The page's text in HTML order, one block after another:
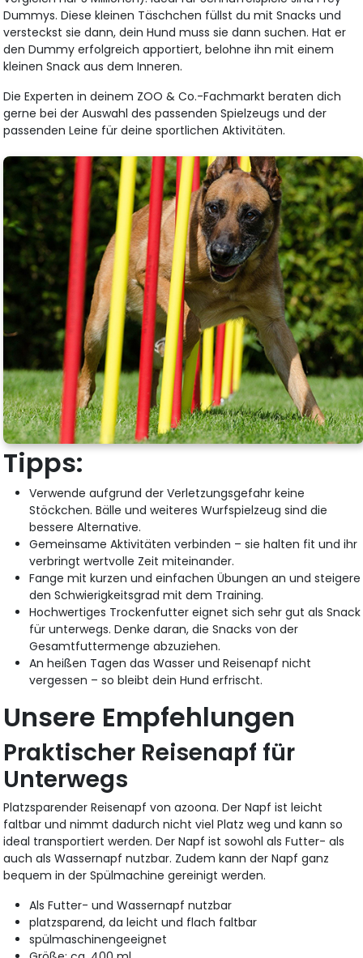
Dummys. Diese kleinen Täschchen füllst du mit Snacks und
versteckst sie dann, dein Hund muss sie dann suchen. Hat er
den Dummy erfolgreich apportiert, belohne ihn mit einem
kleinen Snack aus dem Inneren.
Die Experten in deinem ZOO & Co.-Fachmarkt beraten dich
gerne bei der Auswahl des passenden Spielzeugs und der
passenden Leine für deine sportlichen Aktivitäten.
Tipps:
Verwende aufgrund der Verletzungsgefahr keine
Stöckchen. Bälle und weiteres Wurfspielzeug sind die
bessere Alternative.
Gemeinsame Aktivitäten verbinden – sie halten fit und ihr
verbringt wertvolle Zeit miteinander.
Fange mit kurzen und einfachen Übungen an und steigere
den Schwierigkeitsgrad mit dem Training.
Hochwertiges Trockenfutter eignet sich sehr gut als Snack
für unterwegs. Denke daran, die Snacks von der
Gesamtfuttermenge abzuziehen.
An heißen Tagen das Wasser und Reisenapf nicht
vergessen – so bleibt dein Hund erfrischt.
Unsere Empfehlungen
Praktischer Reisenapf für
Unterwegs
Platzsparender Reisenapf von azoona. Der Napf ist leicht
faltbar und nimmt dadurch nicht viel Platz weg und kann so
ideal transportiert werden. Der Napf ist sowohl als Futter- als
auch als Wassernapf nutzbar. Zudem kann der Napf ganz
bequem in der Spülmachine gereinigt werden.
Als Futter- und Wassernapf nutzbar
platzsparend, da leicht und flach faltbar
spülmaschinengeeignet